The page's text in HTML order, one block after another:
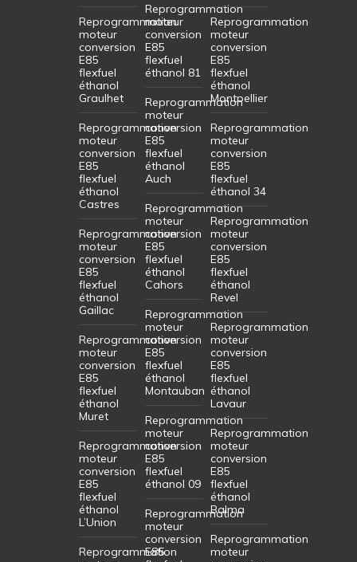
Reprogrammation
moteur
conversion
E85
flexfuel
éthanol
Graulhet
Reprogrammation
moteur
conversion
E85
flexfuel
éthanol
Castres
Reprogrammation
moteur
conversion
E85
flexfuel
éthanol
Gaillac
Reprogrammation
moteur
conversion
E85
flexfuel
éthanol
Muret
Reprogrammation
moteur
conversion
E85
flexfuel
éthanol
L’Union
Reprogrammation
Reprogrammation
moteur
conversion
E85
flexfuel
éthanol 81
Reprogrammation
moteur
conversion
E85
flexfuel
éthanol
Auch
Reprogrammation
moteur
conversion
E85
flexfuel
éthanol
Cahors
Reprogrammation
moteur
conversion
E85
flexfuel
éthanol
Montauban
Reprogrammation
moteur
conversion
E85
flexfuel
éthanol 09
Reprogrammation
moteur
conversion
E85
Reprogrammation
moteur
conversion
E85
flexfuel
éthanol
Montpellier
Reprogrammation
moteur
conversion
E85
flexfuel
éthanol 34
Reprogrammation
moteur
conversion
E85
flexfuel
éthanol
Revel
Reprogrammation
moteur
conversion
E85
flexfuel
éthanol
Lavaur
Reprogrammation
moteur
conversion
E85
flexfuel
éthanol
Balma
Reprogrammation
moteur